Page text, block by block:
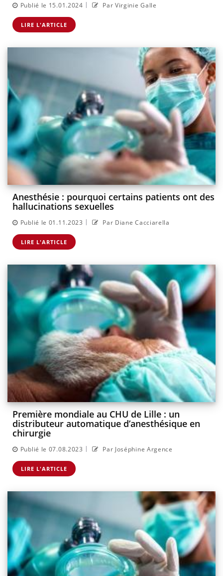
Publié le 15.01.2024 | Par Virginie Galle
LIRE L'ARTICLE
Anesthésie : pourquoi certains patients ont des
hallucinations sexuelles
Publié le 01.11.2023 | Par Diane Cacciarella
LIRE L'ARTICLE
Première mondiale au CHU de Lille : un
distributeur automatique d’anesthésique en
chirurgie
Publié le 07.08.2023 | Par Joséphine Argence
LIRE L'ARTICLE